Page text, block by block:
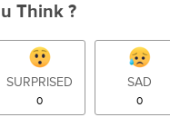
Think ?
SURPRISED
0
SAD
0